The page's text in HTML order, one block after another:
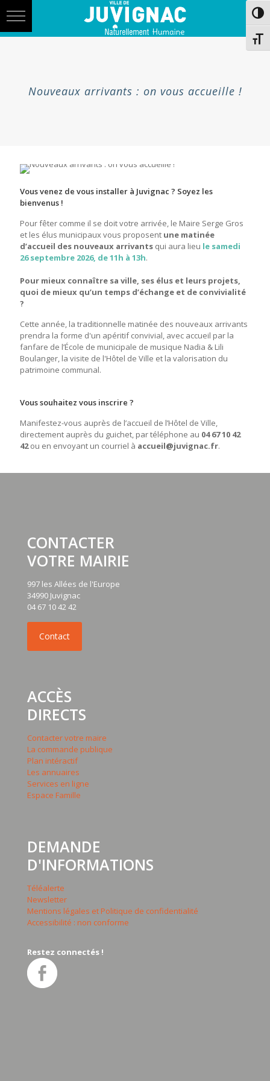
navigation
Nouveaux arrivants : on vous accueille !
Vous venez de vous installer à Juvignac ? Soyez les
bienvenus !
Pour fêter comme il se doit votre arrivée, le Maire Serge Gros
et les élus municipaux vous proposent une matinée
d’accueil des nouveaux arrivants qui aura lieu le samedi
26 septembre 2026, de 11h à 13h.
Pour mieux connaître sa ville, ses élus et leurs projets,
quoi de mieux qu’un temps d’échange et de convivialité
?
Cette année, la traditionnelle matinée des nouveaux arrivants
prendra la forme d'un apéritif convivial, avec accueil par la
fanfare de l’École de municipale de musique Nadia & Lili
Boulanger, la visite de l'Hôtel de Ville et la valorisation du
patrimoine communal.
Vous souhaitez vous inscrire ?
Manifestez-vous auprès de l’accueil de l’Hôtel de Ville,
directement auprès du guichet, par téléphone au 04 67 10 42
42ou en envoyant un courriel à accueil@juvignac.fr.
CONTACTER
VOTRE MAIRIE
997 les Allées de l'Europe
34990 Juvignac
04 67 10 42 42
ACCÈS
DIRECTS
Contacter votre maire
La commande publique
Plan intéractif
Les annuaires
Services en ligne
Espace Famille
DEMANDE
D'INFORMATIONS
Téléalerte
Newsletter
Mentions légales et Politique de confidentialité
Accessibilité : non conforme
Restez connectés !